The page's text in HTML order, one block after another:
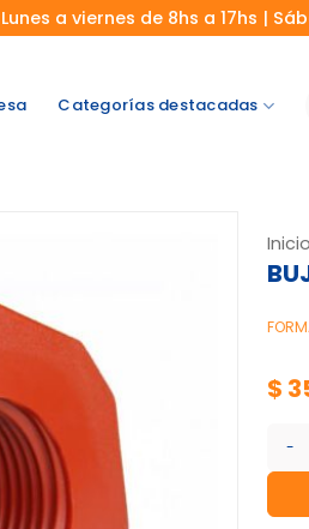
Lunes a viernes de 8hs a 17hs |
Categorías destacadas
Inicio
$